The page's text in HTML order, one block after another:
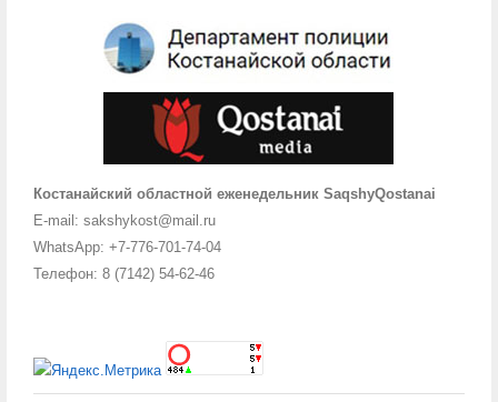
Костанайский областной еженедельник SaqshyQostanai
E-mail: sakshykost@mail.ru
WhatsApp: +7-776-701-74-04
Телефон: 8 (7142) 54-62-46